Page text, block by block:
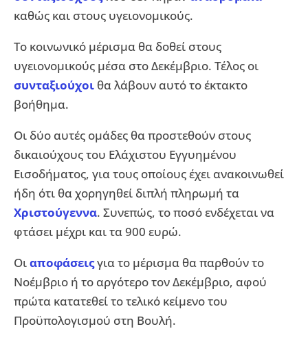
καθώς και στους υγειονομικούς.
Το κοινωνικό μέρισμα θα δοθεί στους
υγειονομικούς μέσα στο Δεκέμβριο. Τέλος οι
συνταξιούχοι θα λάβουν αυτό το έκτακτο
βοήθημα.
Οι δύο αυτές ομάδες θα προστεθούν στους
δικαιούχους του Ελάχιστου Εγγυημένου
Εισοδήματος, για τους οποίους έχει ανακοινωθεί
ήδη ότι θα χορηγηθεί διπλή πληρωμή τα
Χριστούγεννα. Συνεπώς, το ποσό ενδέχεται να
φτάσει μέχρι και τα 900 ευρώ.
Οιαποφάσειςγια το μέρισμα θα παρθούν το
Νοέμβριο ή το αργότερο τον Δεκέμβριο, αφού
πρώτα κατατεθεί το τελικό κείμενο του
Προϋπολογισμού στη Βουλή.